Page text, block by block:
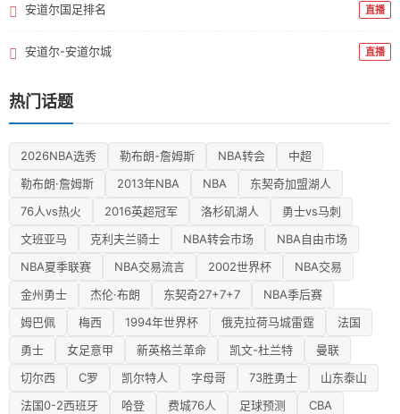
安道尔国足排名 直播
安道尔-安道尔城 直播
热门话题
2026NBA选秀 勒布朗-詹姆斯 NBA转会
中超
勒布朗·詹姆斯
2013年NBA NBA
东契奇加盟湖人
76人vs热火
2016英超冠军 洛杉矶湖人
勇士vs马刺
文班亚马
克利夫兰骑士 NBA转会市场
NBA自由市场
NBA夏季联赛
NBA交易流言 2002世界杯
NBA交易
金州勇士
杰伦·布朗 东契奇27+7+7
NBA季后赛
姆巴佩
梅西 1994年世界杯 俄克拉荷马城雷霆
法国
勇士
女足意甲 新英格兰革命 凯文-杜兰特
曼联
切尔西
C罗 凯尔特人 字母哥 73胜勇士
山东泰山
法国0-2西班牙
哈登 费城76人 足球预测 CBA